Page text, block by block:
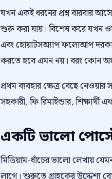
যখন একই ধরনের প্রশ্ন বারবার
শুরু করা যায়। বিশেষ করে যখন
এবং হোয়াটসঅ্যাপ ফলোআপ
করতে হবে এমন নয়। বরং কোন
প্রথম ব্যবহার ক্ষেত্র বেছে
সহকারী, ফি রিমাইন্ডার,
একটি ভালো
মিডিয়াম-ধাঁচের ভালো লেখায়